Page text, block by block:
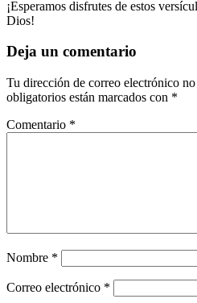
¡Esperamos disfrutes de estos
Dios!
Deja un comentario
Tu dirección de correo electrónico
obligatorios están marcados con *
Comentario *
Nombre *
Correo electrónico *